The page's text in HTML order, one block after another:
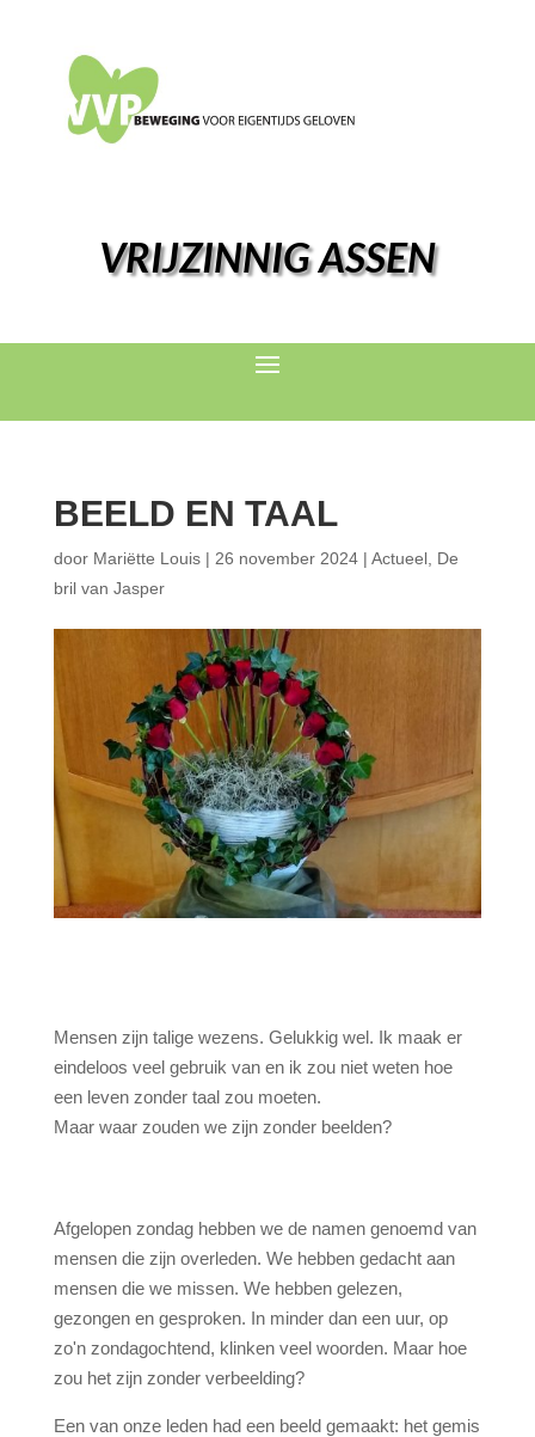
VRIJZINNIG ASSEN
BEELD EN TAAL
door Mariëtte Louis| 26 november 2024| Actueel, De
bril van Jasper
Mensen zijn talige wezens. Gelukkig wel. Ik maak er
eindeloos veel gebruik van en ik zou niet weten hoe
een leven zonder taal zou moeten.
Maar waar zouden we zijn zonder beelden?
Afgelopen zondag hebben we de namen genoemd van
mensen die zijn overleden. We hebben gedacht aan
mensen die we missen. We hebben gelezen,
gezongen en gesproken. In minder dan een uur, op
zo'n zondagochtend, klinken veel woorden. Maar hoe
zou het zijn zonder verbeelding?
Een van onze leden had een beeld gemaakt: het gemis